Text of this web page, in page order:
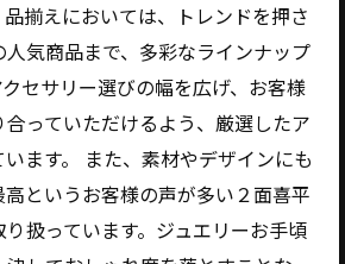
揃えにおいては、トレンドを押さ
気商品まで、多彩なラインナップ
セサリー選びの幅を広げ、お客様
っていただけるよう、厳選したア
ます。 また、素材やデザインにも
というお客様の声が多い２面喜平
扱っています。ジュエリーお手頃